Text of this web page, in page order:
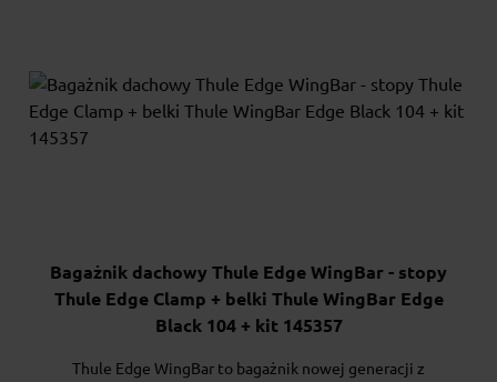
Bagażnik dachowy Thule Edge WingBar - stopy
Thule Edge Clamp + belki Thule WingBar Edge
Black 104 + kit 145357
Thule Edge WingBar to bagażnik nowej generacji z